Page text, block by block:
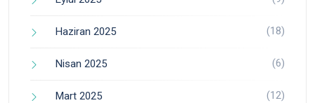
Haziran 2025 (18)
Nisan 2025 (6)
Mart 2025 (12)